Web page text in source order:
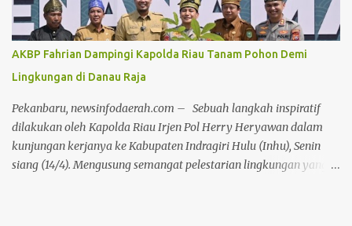
"Sudah terlalu lama ASN terjebak dalam kenyamanan semu yang
dibentuk oleh budaya birokrasi lama. Ini harus direformasi secara
menyeluruh agar produktivitas aparatur negara dapat
ditingkatkan,"ujar Jhony Charles di hadapan seluruh peserta apel.
Lebih lanjut, Wabup Jhony menyampaikan keprihatinannya
terhadap dinamika media sosial yang dalam beberapa hari
terakhir dipenuhi oleh komenta...
AKBP Fahrian Dampingi Kapolda Riau Tanam Pohon Demi
Lingkungan di Danau Raja
Pekanbaru, newsinfodaerah.com – Sebuah langkah inspiratif
dilakukan oleh Kapolda Riau Irjen Pol Herry Heryawan dalam
kunjungan kerjanya ke Kabupaten Indragiri Hulu (Inhu), Senin
siang (14/4). Mengusung semangat pelestarian lingkungan yang